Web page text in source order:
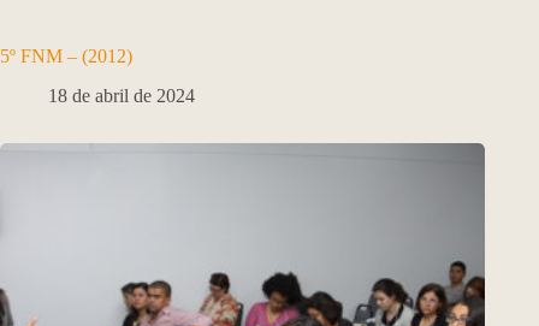
5º FNM – (2012)
18 de abril de 2024